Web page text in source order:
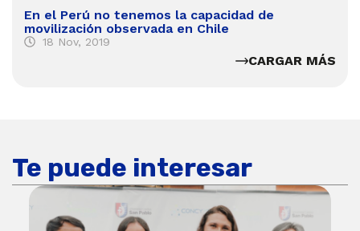
En el Perú no tenemos la capacidad de
movilización observada en Chile
18 Nov, 2019
CARGAR MÁS
Te puede interesar